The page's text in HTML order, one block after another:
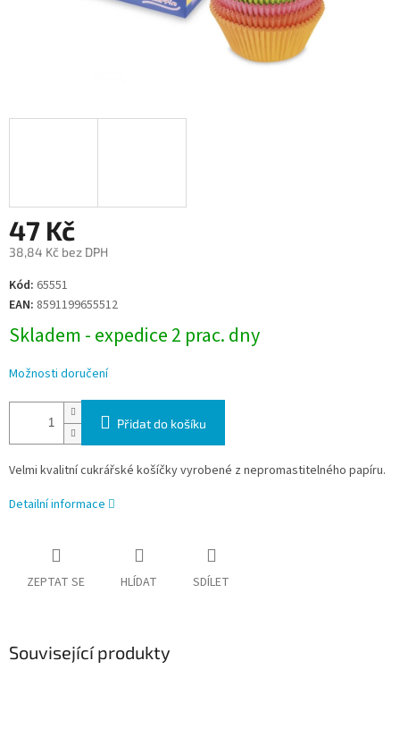
47 Kč
38,84 Kč bez DPH
Měrná
cena:
Kód: 65551
EAN: 8591199655512
Skladem - expedice 2 prac. dny
Možnosti doručení
Přidat do košíku
Velmi kvalitní cukrářské košíčky vyrobené z nepromastitelného papíru.
Detailní informace
ZEPTAT SE HLÍDAT SDÍLET
Související produkty